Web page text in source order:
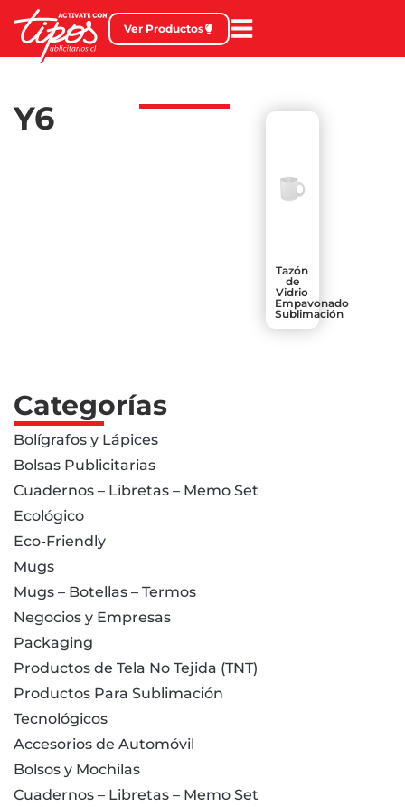
Ver Productos
Y6
Tazón
de
Vidrio
Empavonado
Sublimación
Categorías
Bolígrafos y Lápices
Bolsas Publicitarias
Cuadernos – Libretas – Memo Set
Ecológico
Eco-Friendly
Mugs
Mugs – Botellas – Termos
Negocios y Empresas
Packaging
Productos de Tela No Tejida (TNT)
Productos Para Sublimación
Tecnológicos
Accesorios de Automóvil
Bolsos y Mochilas
Cuadernos – Libretas – Memo Set